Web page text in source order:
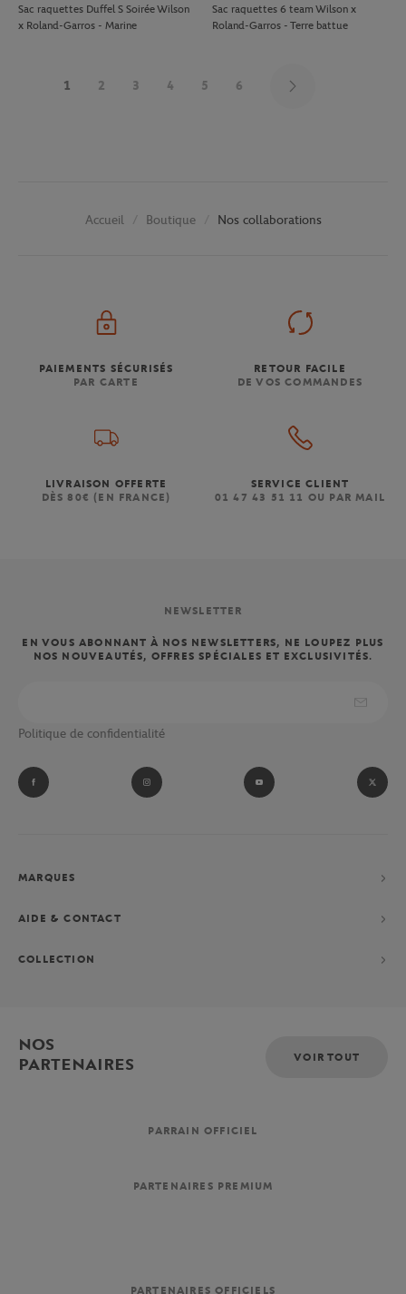
Sac raquettes Duffel S Soirée Wilson
x Roland-Garros - Marine
Sac raquettes 6 team Wilson x
Roland-Garros - Terre battue
1 2 3 4 5 6
Accueil Boutique Nos collaborations
PAIEMENTS SÉCURISÉS
PAR CARTE
RETOUR FACILE
DE VOS COMMANDES
LIVRAISON OFFERTE
DÈS 80€ (EN FRANCE)
SERVICE CLIENT
01 47 43 51 11 OU PAR MAIL
NEWSLETTER
EN VOUS ABONNANT À NOS NEWSLETTERS, NE LOUPEZ PLUS
NOS NOUVEAUTÉS, OFFRES SPÉCIALES ET EXCLUSIVITÉS.
Politique de confidentialité
MARQUES
AIDE & CONTACT
COLLECTION
NOS
PARTENAIRES
VOIR TOUT
PARRAIN OFFICIEL